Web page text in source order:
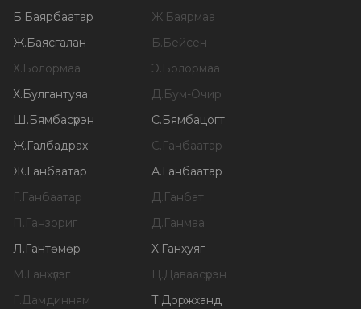
Б. Баярбаатар Ж. Баярмаа
Ж. Баясгалан Б. Бейсен
Х. Болормаа Э. Болормаа
Х. Булгантуяа Д. Бум-Очир
Ш . Бямбасүрэн С. Бямбацогт
Ж. Галбадрах С. Ганбаатар
Ж. Ганбаатар А. Ганбаатар
Г. Ганбаатар Д. Ганбат
П . Ганзориг Д. Ганмаа
Л . Гантөмөр Х. Ганхуяг
М . Ганхүлэг Ц.Даваасүрэн
Г.Дамдинням Т.Доржханд